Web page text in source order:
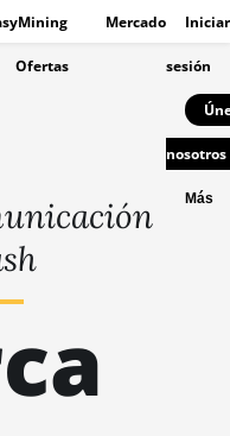
Mercado
Ofertas
Iniciar
sesión
nosotros
Más